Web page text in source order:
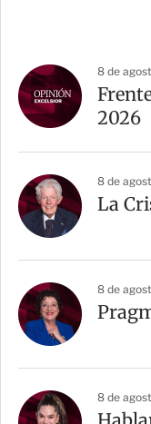
8 de
2026
8 de
La
8 de
8 de